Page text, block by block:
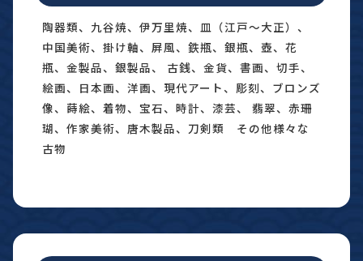
陶器類、九谷焼、伊万里焼、皿（江戸〜大正）、
中国美術、掛け軸、屏風、鉄瓶、銀瓶、壺、花
瓶、金製品、銀製品、 古銭、金貨、書画、切手、
絵画、日本画、洋画、現代アート、彫刻、ブロンズ
像、蒔絵、着物、宝石、時計、漆芸、 翡翠、赤珊
瑚、作家美術、唐木製品、刀剣類 その他様々な
古物